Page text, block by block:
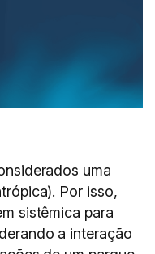
uma
Por isso,
sistêmica para
a interação